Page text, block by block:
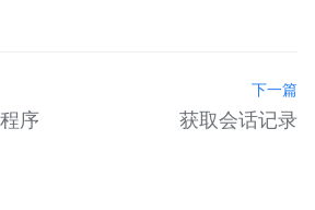
序
下一篇
获取会话记录